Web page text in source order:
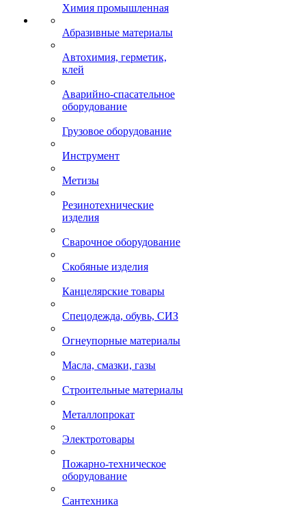
Химия промышленная
Абразивные материалы
Автохимия, герметик,
клей
Аварийно-спасательное
оборудование
Грузовое оборудование
Инструмент
Метизы
Резинотехнические
изделия
Сварочное оборудование
Скобяные изделия
Канцелярские товары
Спецодежда, обувь, СИЗ
Огнеупорные материалы
Масла, смазки, газы
Строительные материалы
Металлопрокат
Электротовары
Пожарно-техническое
оборудование
Сантехника